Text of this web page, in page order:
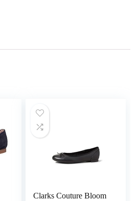
Clarks Couture Bloom